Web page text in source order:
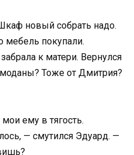
новый собрать надо.
мебель покупали.
к матери. Вернулся
Тоже от Дмитрия?
ему в тягость.
— смутился Эдуард. —